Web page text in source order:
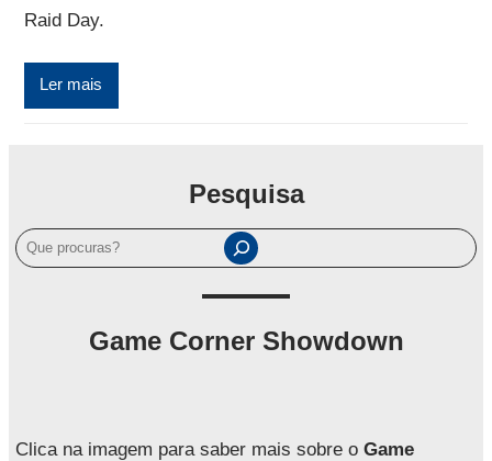
Raid Day.
Ler mais
Pesquisa
P
e
a
Game Corner Showdown
Clica na imagem para saber mais sobre o Game